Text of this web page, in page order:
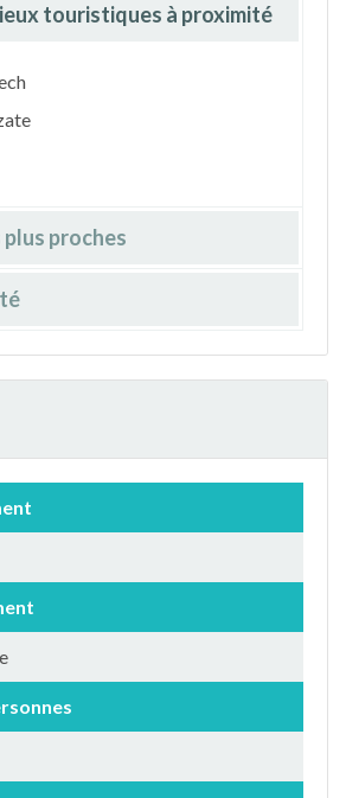
touristiques à proximité
proches